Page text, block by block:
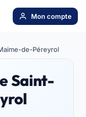
Mon compte
de-Péreyrol
Saint-